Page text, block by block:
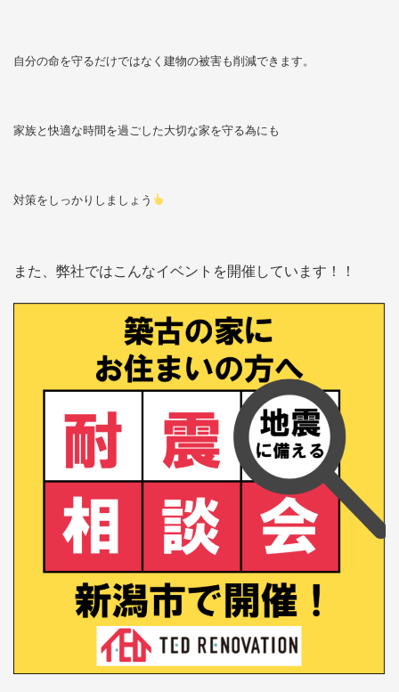
自分の命を守るだけではなく建物の被害も削減できます。
家族と快適な時間を過ごした大切な家を守る為にも
対策をしっかりしましょう
また、弊社ではこんなイベントを開催しています！！